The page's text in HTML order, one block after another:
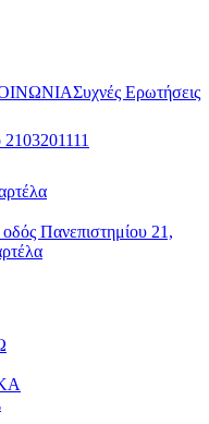
Συχνές Ερωτήσεις
οδός Πανεπιστημίου 21,